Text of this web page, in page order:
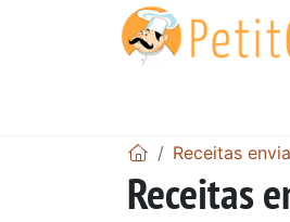
Receitas
Receitas